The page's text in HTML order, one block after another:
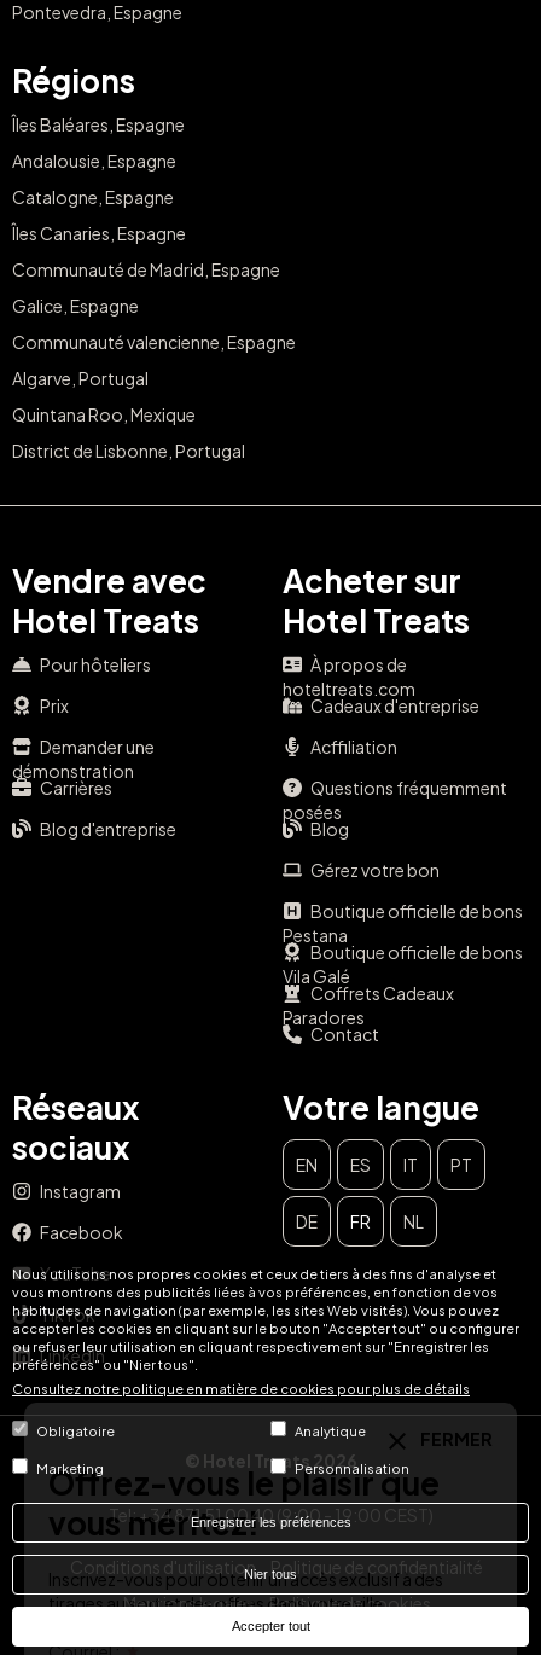
Nous utilisons nos propres cookies et ceux de tiers à des fins d'analyse et
vous montrons des publicités liées à vos préférences, en fonction de vos
habitudes de navigation (par exemple, les sites Web visités). Vous pouvez
accepter les cookies en cliquant sur le bouton "Accepter tout" ou configurer
ou refuser leur utilisation en cliquant respectivement sur "Enregistrer les
préférences" ou "Nier tous".
Consultez notre politique en matière de cookies pour plus de détails
Obligatoire Analytique
Marketing Personnalisation
Enregistrer les préférences
Nier tous
Accepter tout
Pontevedra, Espagne
Régions
Îles Baléares, Espagne
Andalousie, Espagne
Catalogne, Espagne
Îles Canaries, Espagne
Communauté de Madrid, Espagne
Galice, Espagne
Communauté valencienne, Espagne
Algarve, Portugal
Quintana Roo, Mexique
District de Lisbonne, Portugal
Vendre avec
Hotel Treats
Pour hôteliers
Prix
Demander une
démonstration
Carrières
Blog d'entreprise
Acheter sur
Hotel Treats
À propos de
hoteltreats.com
Cadeaux d'entreprise
Acffiliation
Questions fréquemment
posées
Blog
Gérez votre bon
Boutique officielle de bons
Pestana
Boutique officielle de bons
Vila Galé
Coffrets Cadeaux
Paradores
Contact
Réseaux
sociaux
Instagram
Facebook
YouTube
TikTok
LinkedIn
Votre langue
EN ES IT PT
DE FR NL
© Hotel Treats 2026
Tel: +34 871 51 00 40 (9:00 - 19:00 CEST)
Conditions d'utilisation
Politique de confidentialité
Mentions legales
Politique de cookies
Offrez-vous le plaisir que
vous méritez!
Inscrivez-vous pour obtenir un accès exclusif à des
tirages au sort et des offres dans votre ville.
Courriel :
S'ABONNER À